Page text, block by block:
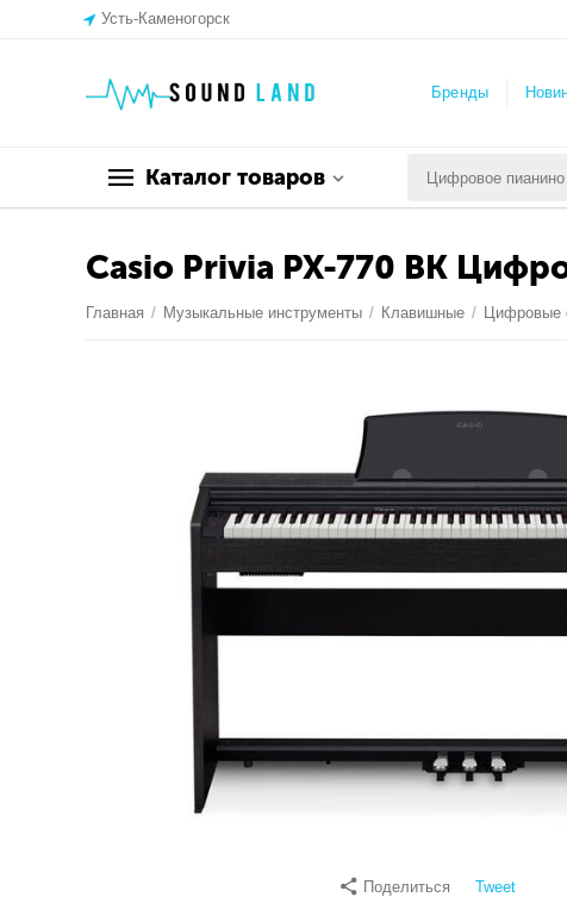
Усть-Каменогорск
Бренды
Каталог товаров
Casio Privia PX-770 BK
Главная / Музыкальные инструменты / Клавишные / Цифровые
Поделиться Tweet